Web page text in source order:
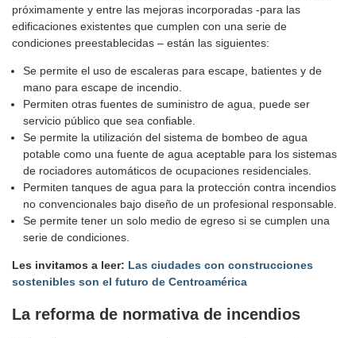
próximamente y entre las mejoras incorporadas -para las
edificaciones existentes que cumplen con una serie de
condiciones preestablecidas – están las siguientes:
Se permite el uso de escaleras para escape, batientes y de
mano para escape de incendio.
Permiten otras fuentes de suministro de agua, puede ser
servicio público que sea confiable.
Se permite la utilización del sistema de bombeo de agua
potable como una fuente de agua aceptable para los sistemas
de rociadores automáticos de ocupaciones residenciales.
Permiten tanques de agua para la protección contra incendios
no convencionales bajo diseño de un profesional responsable.
Se permite tener un solo medio de egreso si se cumplen una
serie de condiciones.
Les invitamos a leer: Las ciudades con construcciones
sostenibles son el futuro de Centroamérica
La reforma de normativa de incendios